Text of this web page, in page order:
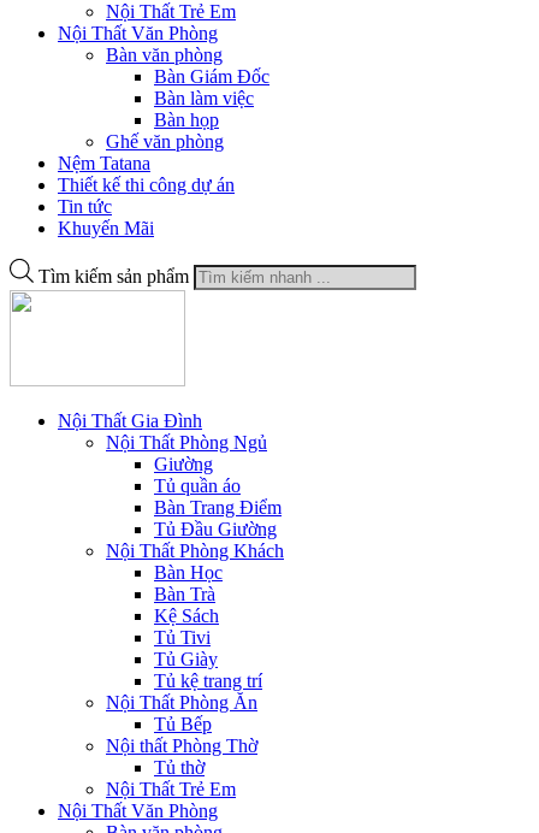
Nội Thất Trẻ Em
Nội Thất Văn Phòng
Bàn văn phòng
Bàn Giám Đốc
Bàn làm việc
Bàn họp
Ghế văn phòng
Nệm Tatana
Thiết kế thi công dự án
Tin tức
Khuyến Mãi
Tìm kiếm sản phẩm
Nội Thất Gia Đình
Nội Thất Phòng Ngủ
Giường
Tủ quần áo
Bàn Trang Điểm
Tủ Đầu Giường
Nội Thất Phòng Khách
Bàn Học
Bàn Trà
Kệ Sách
Tủ Tivi
Tủ Giày
Tủ kệ trang trí
Nội Thất Phòng Ăn
Tủ Bếp
Nội thất Phòng Thờ
Tủ thờ
Nội Thất Trẻ Em
Nội Thất Văn Phòng